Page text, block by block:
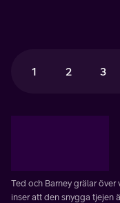
1 2 3
Ted och Barney grälar
inser att den snygga tjejen